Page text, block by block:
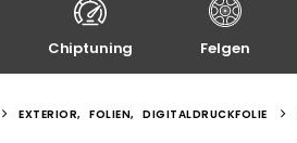
Chiptuning Felgen
EXTERIOR, FOLIEN, DIGITALDRUCKFOLIE